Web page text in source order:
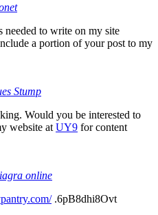
to write on my site
a portion of your post to my
Stump
Would you be interested to
website at UY9 for content
online
.6pB8dhi8Ovt